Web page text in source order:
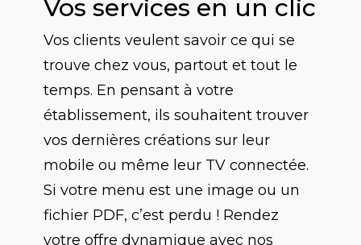
Vos services en un clic
Vos clients veulent savoir ce qui se
trouve chez vous, partout et tout le
temps. En pensant à votre
établissement, ils souhaitent trouver
vos dernières créations sur leur
mobile ou même leur TV connectée.
Si votre menu est une image ou un
fichier PDF, c’est perdu ! Rendez
votre offre dynamique avec nos